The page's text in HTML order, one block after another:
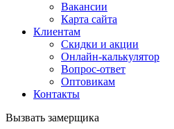
Вакансии
Карта сайта
Клиентам
Скидки и акции
Онлайн-калькулятор
Вопрос-ответ
Оптовикам
Контакты
Вызвать замерщика